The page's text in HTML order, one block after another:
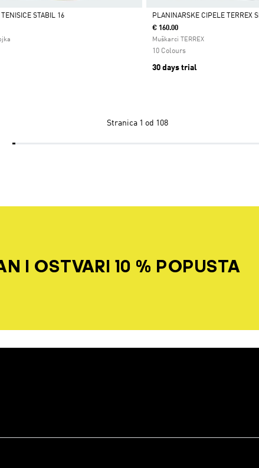
TENISICE STABIL 16
Da
PLANINARSKE CIPELE TERREX
€ 160.00
Muškarci TERREX
10 Colours
30 days trial
Stranica 1 od 108
I OSTVARI 10 % POPUSTA